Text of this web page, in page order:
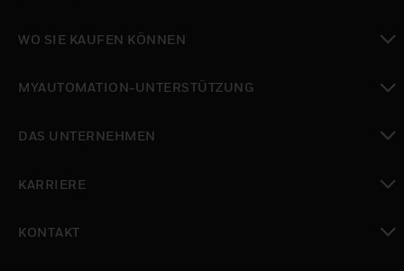
WO SIE KAUFEN KÖNNEN
MYAUTOMATION-UNTERSTÜTZUNG
DAS UNTERNEHMEN
KARRIERE
KONTAKT